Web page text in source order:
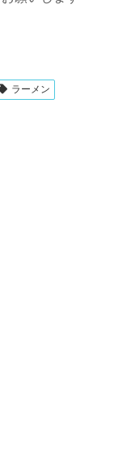
ラーメン